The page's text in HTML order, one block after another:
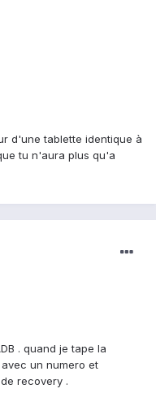
d'une tablette identique à
tu n'aura plus qu'a
. quand je tape la
un numero et
recovery .